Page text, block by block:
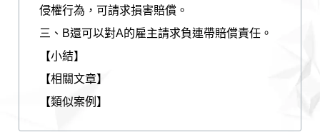
侵權行為，可請求損害賠償。
三、B還可以對A的雇主請求負連帶賠償責任。
【小結】
【相關文章】
【類似案例】